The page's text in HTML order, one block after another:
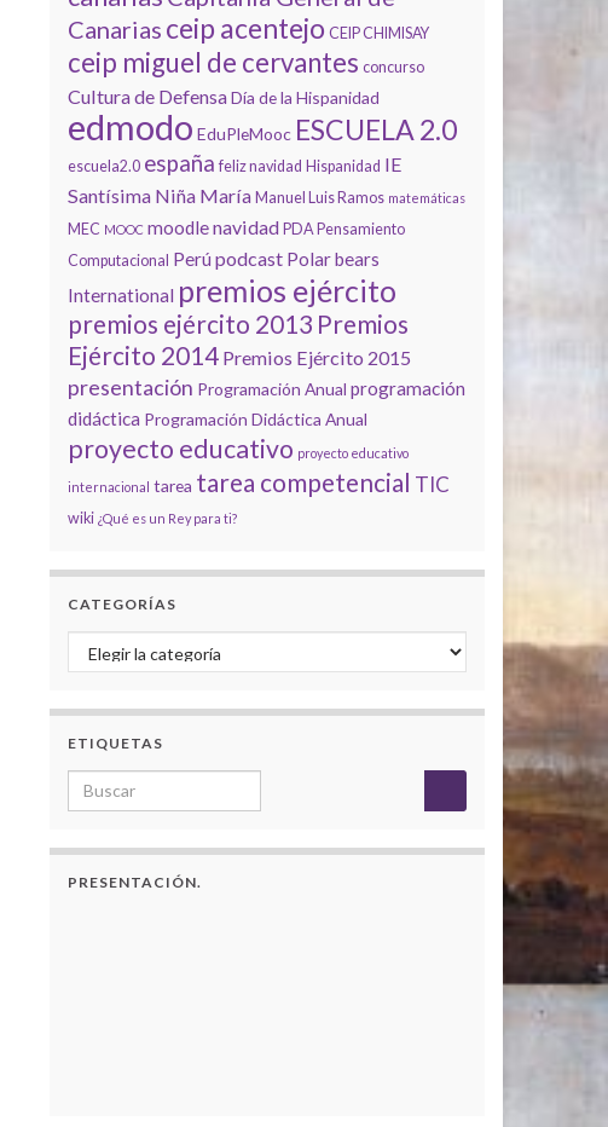
Canarias ceip acentejo CEIP CHIMISAY
ceip miguel de cervantes concurso
Cultura de DefensaDía de la Hispanidad
edmodo EduPleMooc ESCUELA 2.0
escuela2.0 españa feliz navidad Hispanidad IE
Santísima Niña María Manuel Luis Ramos matemáticas
MEC MOOC moodlenavidad PDA Pensamiento
Computacional Perú podcast Polar bears
International premios ejército
premios ejército 2013 Premios
Ejército 2014 Premios Ejército 2015
presentación Programación Anual programación
didáctica Programación Didáctica Anual
proyecto educativo proyecto educativo
internacional tarea tarea competencial TIC
wiki ¿Qué es un Rey para ti?
CATEGORÍAS
Categorías
ETIQUETAS
Search for:
PRESENTACIÓN.